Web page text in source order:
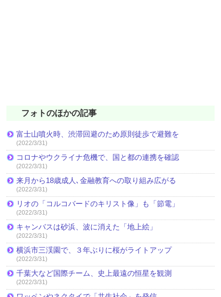
フォトのほかの記事
富士山噴火時、渋滞回避のため原則徒歩で避難を
(2022/3/31)
コロナやウクライナ危機で、国と都の連携を確認
(2022/3/31)
来月から18歳成人､金融教育への取り組み広がる
(2022/3/31)
リオの「コルコバードのキリスト像」も「節電」
(2022/3/31)
キャンバスは砂浜、波に消えた「地上絵」
(2022/3/31)
横浜市三渓園で、３年ぶりに桜がライトアップ
(2022/3/31)
千葉大など国際チーム、史上最遠の恒星を観測
(2022/3/31)